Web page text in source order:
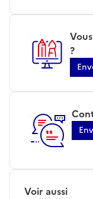
?
Voir aussi